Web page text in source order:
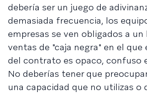
debería ser un juego de
demasiada frecuencia, los
empresas se ven obligados a
ventas de "caja negra" en el que
del contrato es opaco, confuso
No deberías tener que
una capacidad que no utilizas o